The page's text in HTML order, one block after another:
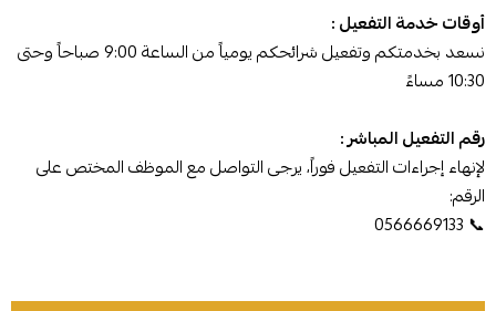
أوقات خدمة التفعيل :
نسعد بخدمتكم وتفعيل شرائحكم يومياً من الساعة 9:00 صباحاً وحتى
10:30 مساءً
رقم التفعيل المباشر :
لإنهاء إجراءات التفعيل فوراً، يرجى التواصل مع الموظف المختص على
الرقم:
📞 0566669133